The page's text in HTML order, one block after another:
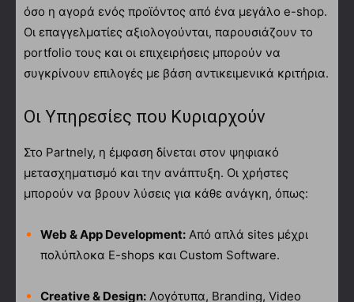
όσο η αγορά ενός προϊόντος από ένα μεγάλο e-shop.
Οι επαγγελματίες αξιολογούνται, παρουσιάζουν το
portfolio τους και οι επιχειρήσεις μπορούν να
συγκρίνουν επιλογές με βάση αντικειμενικά κριτήρια.
Οι Υπηρεσίες που Κυριαρχούν
Στο Partnely, η έμφαση δίνεται στον ψηφιακό
μετασχηματισμό και την ανάπτυξη. Οι χρήστες
μπορούν να βρουν λύσεις για κάθε ανάγκη, όπως:
Web & App Development: Από απλά sites μέχρι
πολύπλοκα E-shops και Custom Software.
Creative & Design: Λογότυπα, Branding, Video